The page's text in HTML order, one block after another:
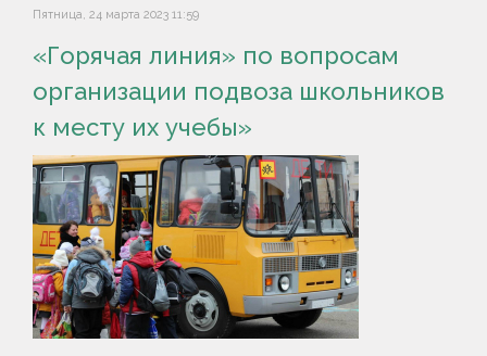
Пятница, 24 марта 2023 11:59
«Горячая линия» по вопросам
организации подвоза школьников
к месту их учебы»